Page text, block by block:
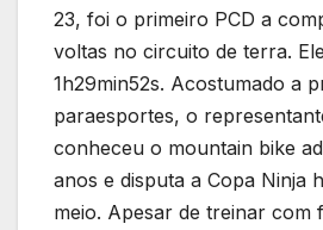
23, foi o primeiro PCD a
voltas no circuito de terra.
1h29min52s. Acostumado a
paraesportes, o
conheceu o mountain bike
anos e disputa a Copa Ninja
meio. Apesar de treinar com